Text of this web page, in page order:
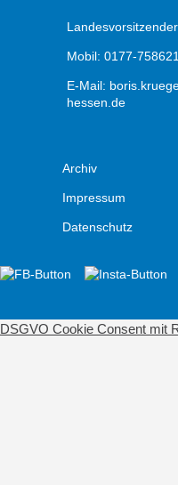
Mobil: 0177-
E-Mail:
hessen.de
Archiv
Impressum
Datenschutz
DSGVO Cookie Consent mit